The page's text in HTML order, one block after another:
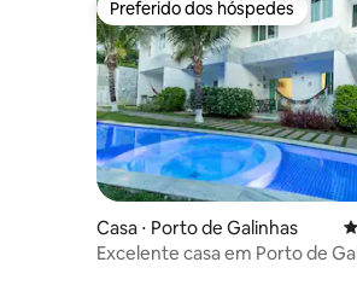
Preferido dos hóspedes
Preferido dos hóspedes
Casa ⋅ Porto de Galinhas
Excelente casa em Porto de